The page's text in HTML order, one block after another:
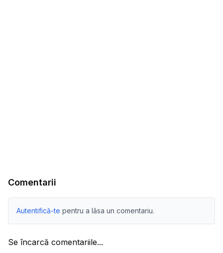
Comentarii
Autentifică-te pentru a lăsa un comentariu.
Se încarcă comentariile...